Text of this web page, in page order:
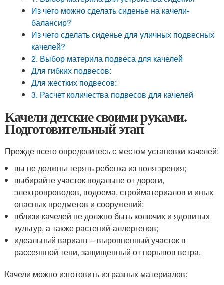
Из чего можно сделать сиденье на качели-
балансир?
Из чего сделать сиденье для уличных подвесных
качелей?
2. Выбор материла подвеса для качелей
Для гибких подвесов:
Для жестких подвесов:
3. Расчет количества подвесов для качелей
Качели детские своими руками.
Подготовительный этап
Прежде всего определитесь с местом установки качелей:
вы не должны терять ребенка из поля зрения;
выбирайте участок подальше от дороги,
электропроводов, водоема, стройматериалов и иных
опасных предметов и сооружений;
вблизи качелей не должно быть колючих и ядовитых
культур, а также растений-аллергенов;
идеальный вариант – выровненный участок в
рассеянной тени, защищенный от порывов ветра.
Качели можно изготовить из разных материалов: